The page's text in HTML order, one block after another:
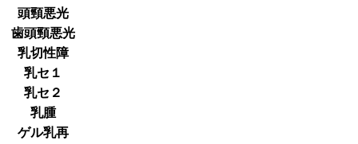
頭頸悪光
歯頭頸悪光
乳切性障
乳セ１
乳セ２
乳腫
ゲル乳再